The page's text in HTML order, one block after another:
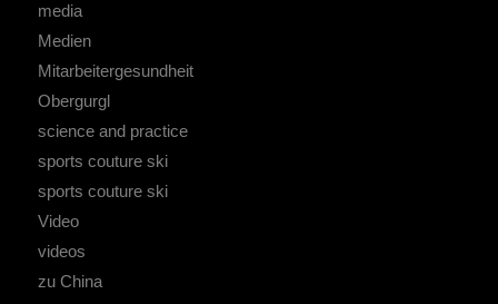
media
Medien
Mitarbeitergesundheit
Obergurgl
science and practice
sports couture ski
sports couture ski
Video
videos
zu China